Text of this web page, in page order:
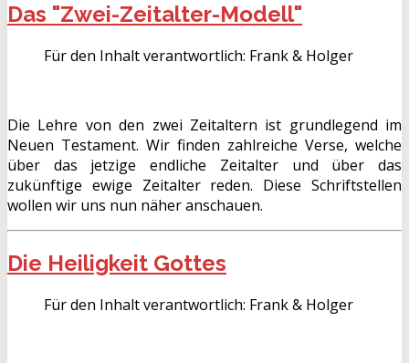
Das "Zwei-Zeitalter-Modell"
Für den Inhalt verantwortlich: Frank & Holger
Die Lehre von den zwei Zeitaltern ist grundlegend im
Neuen Testament. Wir finden zahlreiche Verse, welche
über das jetzige endliche Zeitalter und über das
zukünftige ewige Zeitalter reden. Diese Schriftstellen
wollen wir uns nun näher anschauen.
Die Heiligkeit Gottes
Für den Inhalt verantwortlich: Frank & Holger